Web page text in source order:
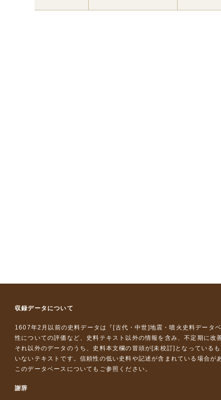
収録データについて
1607年2月以前の史料データは『 [古代・中世]地震・噴火史料データ
性についての評価など、史料テキスト以外の情報を含み、不定期に改
それ以外のデータのうち、史料本文欄の冒頭が[未校訂]となっている
いないテキストです。信頼性の低い史料や記述が含まれている場合が
このデータベースについて もご参照ください。
謝辞